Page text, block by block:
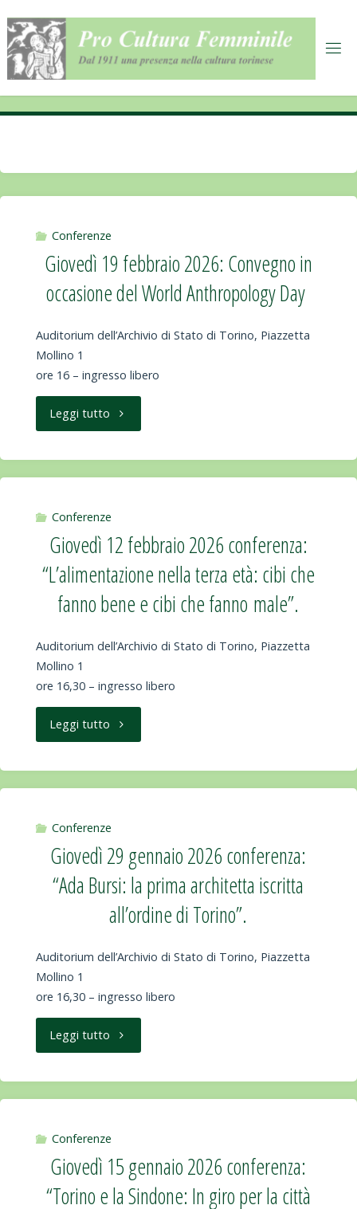
al
contenuto
Conferenze
Giovedì 19 febbraio 2026: Convegno in
occasione del World Anthropology Day
Auditorium dell’Archivio di Stato di Torino, Piazzetta
Mollino 1
ore 16 – ingresso libero
Leggi tutto "Giovedì
febbraio
2026:
Convegno
in
del
World
Anthropology
Conferenze
Giovedì 12 febbraio 2026 conferenza:
“L’alimentazione nella terza età: cibi che
fanno bene e cibi che fanno male”.
Auditorium dell’Archivio di Stato di Torino, Piazzetta
Mollino 1
ore 16,30 – ingresso libero
Leggi tutto "Giovedì
febbraio
2026
conferenza:
“L’alimentazione
terza
età:
cibi
fanno
bene
cibi
Conferenze
Giovedì 29 gennaio 2026 conferenza:
“Ada Bursi: la prima architetta iscritta
all’ordine di Torino”.
Auditorium dell’Archivio di Stato di Torino, Piazzetta
Mollino 1
ore 16,30 – ingresso libero
Leggi tutto "Giovedì
gennaio
2026
conferenza:
“Ada
Conferenze
Giovedì 15 gennaio 2026 conferenza:
“Torino e la Sindone: In giro per la città